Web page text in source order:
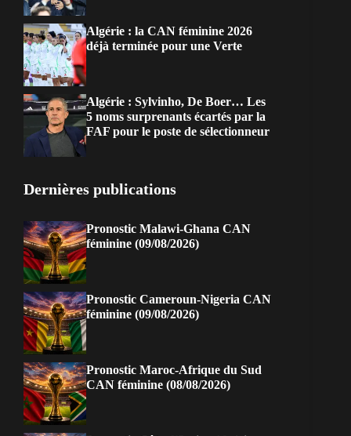
Algérie : la CAN féminine 2026
déjà terminée pour une Verte
Algérie : Sylvinho, De Boer… Les
5 noms surprenants écartés par la
FAF pour le poste de sélectionneur
Dernières publications
Pronostic Malawi-Ghana CAN
féminine (09/08/2026)
Pronostic Cameroun-Nigeria CAN
féminine (09/08/2026)
Pronostic Maroc-Afrique du Sud
CAN féminine (08/08/2026)